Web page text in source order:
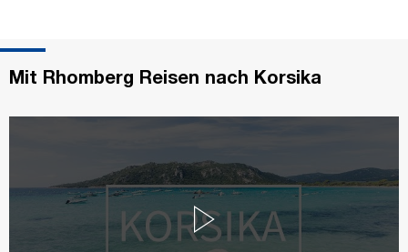
Mit Rhomberg Reisen nach Korsika